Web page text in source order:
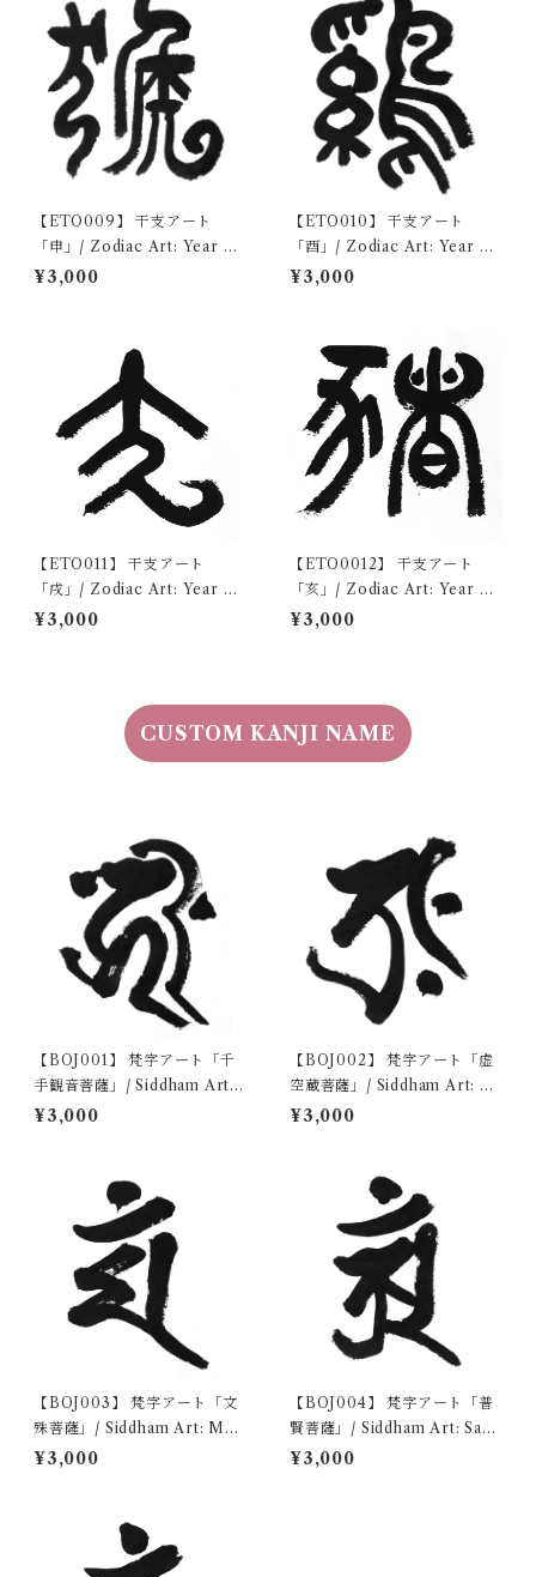
【ETO009】 干支アート
「申」/ Zodiac Art: Year of
the Monkey デジタルコン
¥3,000
【ETO010】 干支アート
「酉」/ Zodiac Art: Year of
the Rooster デジタルコン
¥3,000
【ETO011】 干支アート
「戌」/ Zodiac Art: Year of
the Dog デジタルコンテン
¥3,000
【ETO0012】 干支アート
「亥」/ Zodiac Art: Year of
the Boar デジタルコンテン
¥3,000
CUSTOM KANJI NAME
【BOJ001】 梵字アート「千
手観音菩薩」/ Siddham Art:
Sahasrabhuja Avalokiteshva
¥3,000
【BOJ002】 梵字アート「虚
空蔵菩薩」/ Siddham Art: Ak
asagarbha Bodhisattva デ
¥3,000
【BOJ003】 梵字アート「文
殊菩薩」/ Siddham Art: Man
jushri Bodhisattva
¥3,000
【BOJ004】 梵字アート「普
賢菩薩」/ Siddham Art: Sam
antabhadra Bodhisattva デ
¥3,000